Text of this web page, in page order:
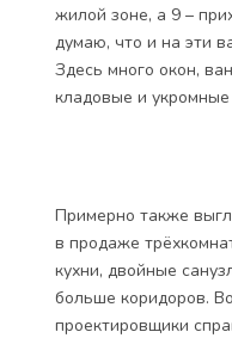
жилой зоне, а 9 –
думаю, что и на эти
Здесь много окон,
кладовые и укромные
Примерно также
в продаже
кухни, двойные
больше коридоров.
проектировщики